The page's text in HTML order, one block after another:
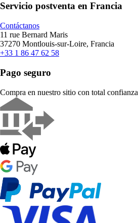
Servicio postventa en Francia
Contáctanos
11 rue Bernard Maris
37270 Montlouis-sur-Loire, Francia
+33 1 86 47 62 58
Pago seguro
Compra en nuestro sitio con total confianza